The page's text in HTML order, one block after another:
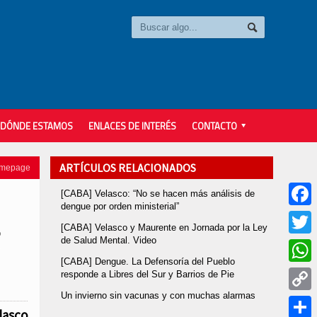
DÓNDE ESTAMOS ENLACES DE INTERÉS CONTACTO
ARTÍCULOS RELACIONADOS
[CABA] Velasco: “No se hacen más análisis de
dengue por orden ministerial”
[CABA] Velasco y Maurente en Jornada por la Ley
de Salud Mental. Video
[CABA] Dengue. La Defensoría del Pueblo
responde a Libres del Sur y Barrios de Pie
Un invierno sin vacunas y con muchas alarmas
Twitter
Copy